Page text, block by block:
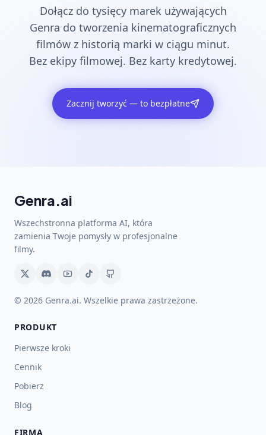
Dołącz do tysięcy marek używających
Genra do tworzenia kinematograficznych
filmów z historią marki w ciągu minut.
Bez ekipy filmowej. Bez karty kredytowej.
Zacznij tworzyć — to bezpłatne
Genra.ai
Wszechstronna platforma AI, która
zamienia Twoje pomysły w profesjonalne
filmy.
© 2026 Genra.ai. Wszelkie prawa zastrzeżone.
PRODUKT
Pierwsze kroki
Cennik
Pobierz
Blog
FIRMA